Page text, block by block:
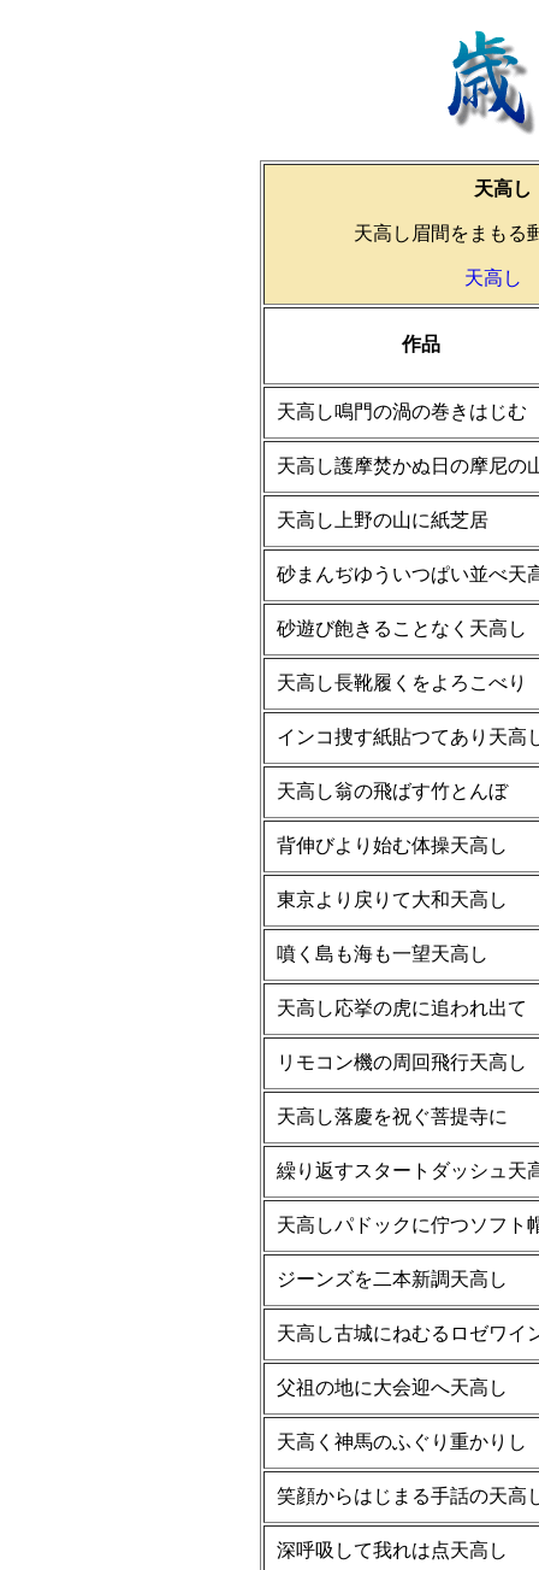
天高し
天高し眉間をまも
天高し
作品
天高し鳴門の渦の巻きはじむ
天高し護摩焚かぬ日の摩尼の
天高し上野の山に紙芝居
砂まんぢゆういつぱい並べ天
砂遊び飽きることなく天高し
天高し長靴履くをよろこべり
インコ捜す紙貼つてあり天高
天高し翁の飛ばす竹とんぼ
背伸びより始む体操天高し
東京より戻りて大和天高し
噴く島も海も一望天高し
天高し応挙の虎に追われ出て
リモコン機の周回飛行天高し
天高し落慶を祝ぐ菩提寺に
繰り返すスタートダッシュ天
天高しパドックに佇つソフト
ジーンズを二本新調天高し
天高し古城にねむるロゼワイ
父祖の地に大会迎へ天高し
天高く神馬のふぐり重かりし
笑顔からはじまる手話の天高
深呼吸して我れは点天高し